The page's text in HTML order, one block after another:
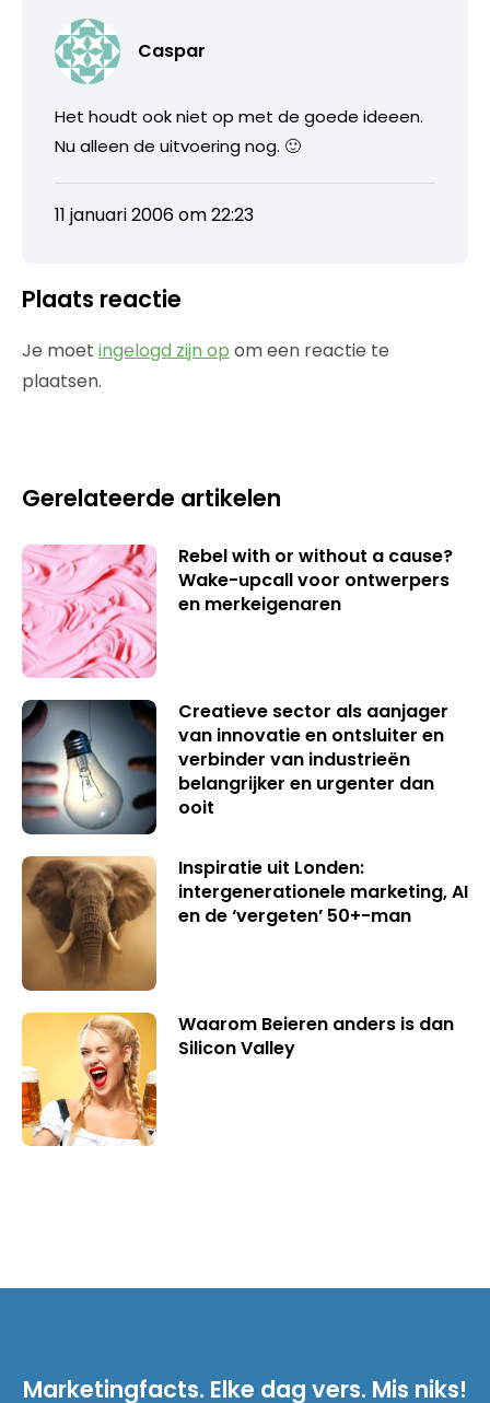
Caspar
Het houdt ook niet op met de goede ideeen.
Nu alleen de uitvoering nog. 🙂
11 januari 2006 om 22:23
Plaats reactie
Je moet ingelogd zijn op om een reactie te
plaatsen.
Gerelateerde artikelen
Rebel with or without a cause?
Wake-upcall voor ontwerpers
en merkeigenaren
Creatieve sector als aanjager
van innovatie en ontsluiter en
verbinder van industrieën
belangrijker en urgenter dan
ooit
Inspiratie uit Londen:
intergenerationele marketing, AI
en de ‘vergeten’ 50+-man
Waarom Beieren anders is dan
Silicon Valley
Marketingfacts. Elke dag vers. Mis niks!